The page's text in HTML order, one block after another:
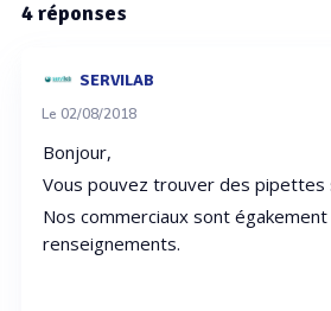
4réponses
SERVILAB
Le 02/08/2018
Bonjour,
Vous pouvez trouver des
Nos commerciaux sont
renseignements.